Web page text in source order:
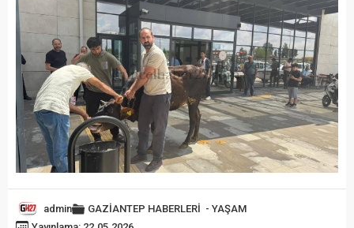
admin GAZİANTEP HABERLERİ - YAŞAM